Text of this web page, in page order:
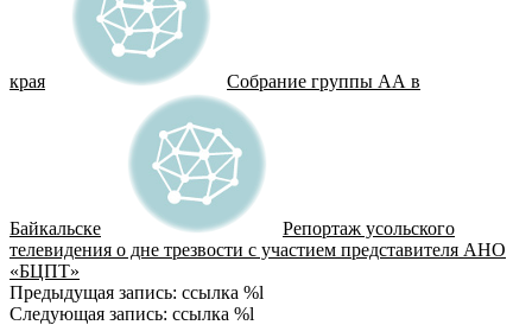
края Собрание группы АА в
Байкальске
Репортаж усольского
телевидения о дне трезвости с участием представителя АНО
«БЦПТ»
2021-
11-
Предыдущая запись: ссылка %l
Следующая запись: ссылка %l